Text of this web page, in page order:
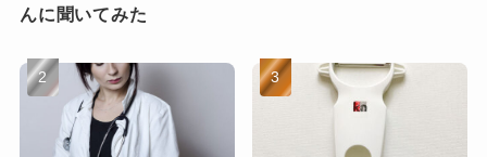
んに聞いてみた